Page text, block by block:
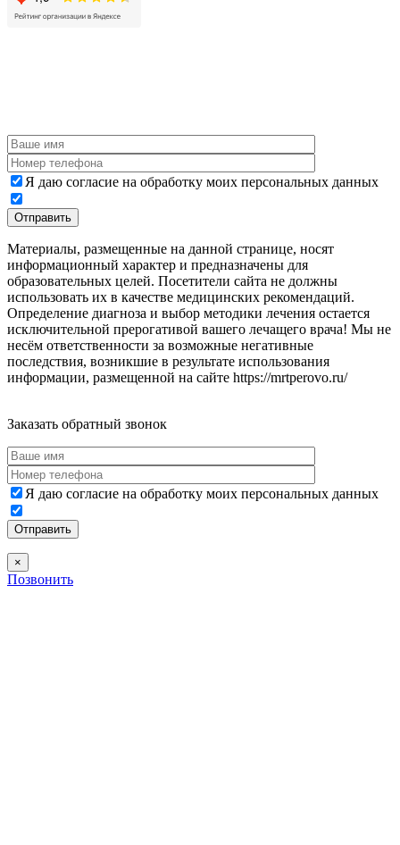
Я даю согласие на обработку моих персональных данных
Материалы, размещенные на данной странице, носят
информационный характер и предназначены для
образовательных целей. Посетители сайта не должны
использовать их в качестве медицинских рекомендаций.
Определение диагноза и выбор методики лечения остается
исключительной прерогативой вашего лечащего врача! Мы не
несём ответственности за возможные негативные
последствия, возникшие в результате использования
информации, размещенной на сайте https://mrtperovo.ru/
Заказать обратный звонок
Я даю согласие на обработку моих персональных данных
×
Позвонить